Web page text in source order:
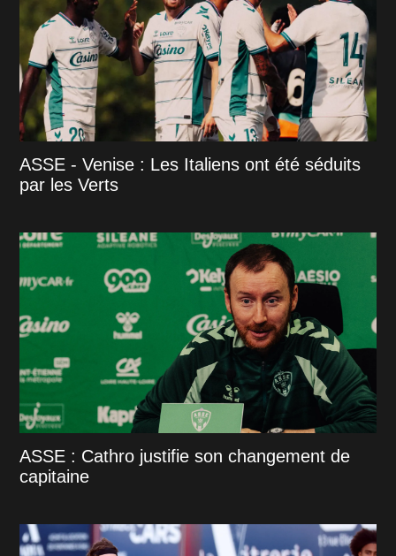
ASSE - Venise : Les Italiens ont été séduits
par les Verts
ASSE : Cathro justifie son changement de
capitaine